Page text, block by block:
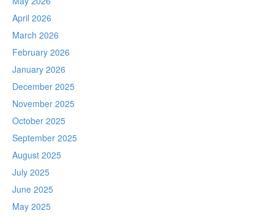
April 2026
March 2026
February 2026
January 2026
December 2025
November 2025
October 2025
September 2025
August 2025
July 2025
June 2025
May 2025